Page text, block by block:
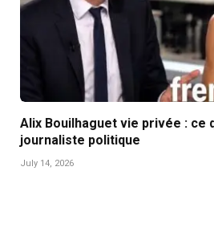
Alix Bouilhaguet vie privée : ce
journaliste politique
July 14, 2026